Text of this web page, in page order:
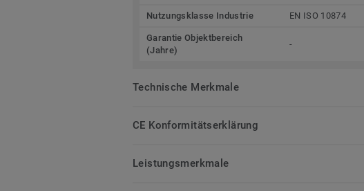
Nutzungsklasse Industrie EN ISO 10874
Garantie Objektbereich
(Jahre)
-
Technische Merkmale
CE Konformitätserklärung
Leistungsmerkmale